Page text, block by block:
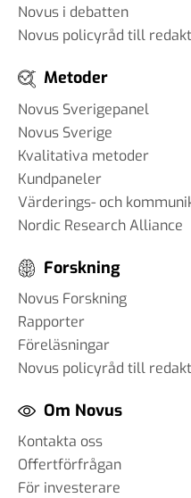
Novus i debatten
Novus policyråd till
Metoder
Novus Sverigepanel
Novus Sverige
Kvalitativa metoder
Kundpaneler
Värderings- och
Nordic Research Alliance
Forskning
Novus Forskning
Rapporter
Föreläsningar
Novus policyråd till
Om Novus
Kontakta oss
Offertförfrågan
För investerare